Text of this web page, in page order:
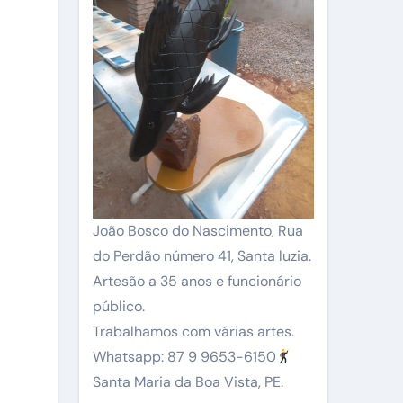
João Bosco do Nascimento, Rua
do Perdão número 41, Santa luzia.
Artesão a 35 anos e funcionário
público.
Trabalhamos com várias artes.
Whatsapp: 87 9 9653-6150
Santa Maria da Boa Vista, PE.